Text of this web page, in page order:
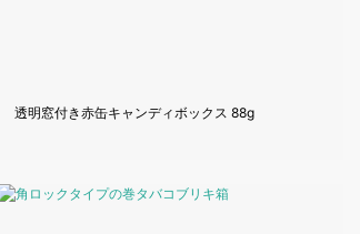
透明窓付き赤缶キャンディボックス 88g